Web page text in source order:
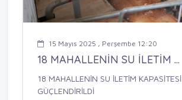
15 Mayıs 2025 , Perşembe 12:20
18 MAHALLENİN SU İLETİM ...
18 MAHALLENİN SU İLETİM KAPASİTESİ
GÜÇLENDİRİLDİ